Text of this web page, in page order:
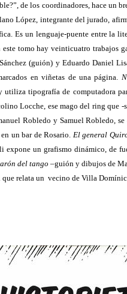
de los coordinadores, hace un
López, integrante del jurado,
Es un lenguaje-puente entre la
tomo hay veinticuatro trabajos
(guión) y Eduardo Daniel
en viñetas de una página.
tipografía de computadora
Locche, ese mago del ring que
Robledo y Samuel Robledo,
un bar de Rosario. El general
expone un grafismo dinámico, de
del tango –guión y dibujos de
que relata un vecino de Villa